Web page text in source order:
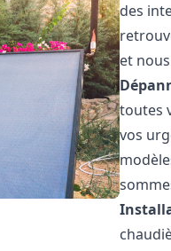
des
et
toutes
vos